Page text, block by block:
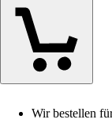
Wir bestellen